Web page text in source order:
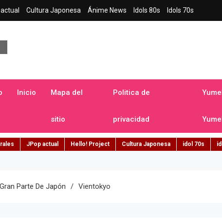
Cultura Japonesa Ánime News Idols 80s Idols 70s
Inicio Mapa del
sitio
Politica de
privacidad
JPop actual Hello! Project Cultura Japonesa idol 70s
Parte De Japón Vientokyo